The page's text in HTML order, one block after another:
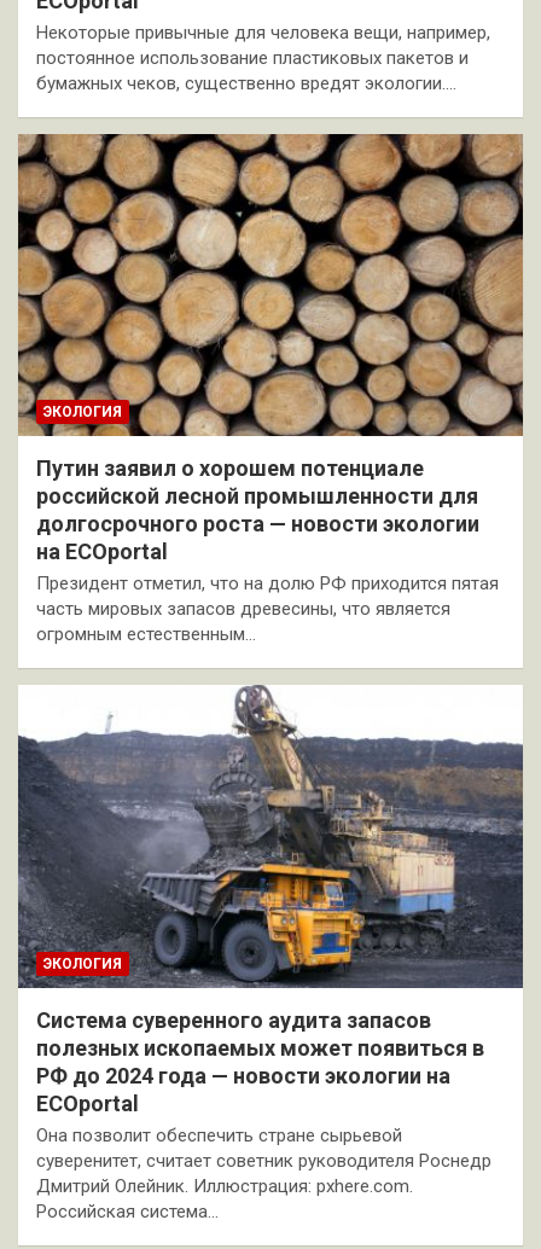
Некоторые привычные для человека вещи, например,
постоянное использование пластиковых пакетов и
бумажных чеков, существенно вредят экологии.…
ЭКОЛОГИЯ
Путин заявил о хорошем потенциале
российской лесной промышленности для
долгосрочного роста — новости экологии
на ECOportal
Президент отметил, что на долю РФ приходится пятая
часть мировых запасов древесины, что является
огромным естественным…
ЭКОЛОГИЯ
Система суверенного аудита запасов
полезных ископаемых может появиться в
РФ до 2024 года — новости экологии на
ECOportal
Она позволит обеспечить стране сырьевой
суверенитет, считает советник руководителя Роснедр
Дмитрий Олейник. Иллюстрация: pxhere.com.
Российская система…